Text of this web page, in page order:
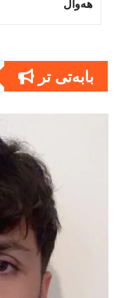
هەواڵ
بابەتى تر